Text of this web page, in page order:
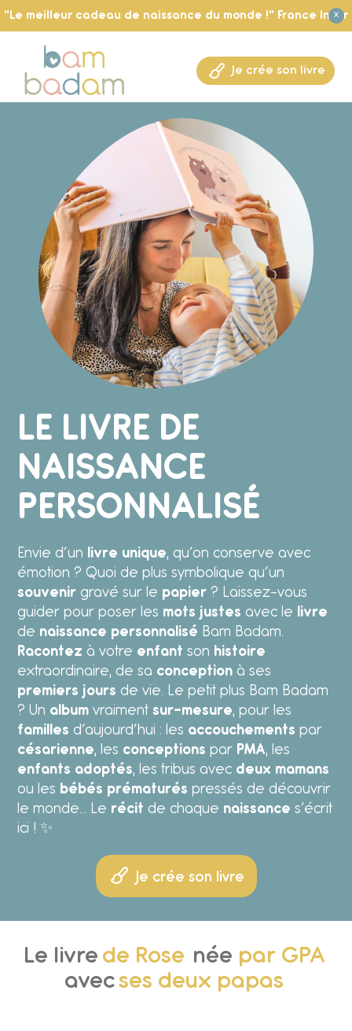
Je crée son livre
LE LIVRE DE
NAISSANCE
PERSONNALISÉ
Envie d’un livre unique, qu’on conserve avec
émotion ? Quoi de plus symbolique qu’un
souvenir gravé sur le papier ? Laissez-vous
guider pour poser les mots justes avec le
livre
de naissance personnalisé Bam Badam.
Racontez à votre enfant son histoire
extraordinaire, de sa conception à ses
premiers jours de vie. Le petit plus Bam Badam
? Un album vraimentsur-mesure, pour les
familles d’aujourd’hui : les accouchements par
césarienne, les conceptions par PMA, les
enfants adoptés, les tribus avec deux mamans
ou les bébés prématurés pressés de découvrir
le monde… Le récit de chaque naissance s’écrit
ici ! ✨
Je crée son livre
Le livre
d'Alma
de Rose
de Sacha
néepar PMA
née par GPA
néprématuré
avec
sa maman
ses deux papas
"Le meilleur cadeau de naissance du monde !" France Inter
X